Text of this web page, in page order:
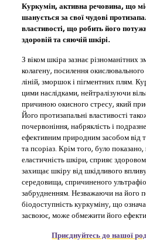
Куркумін, активна речовина, що
шанується за свої чудові
властивості, що робить його
здоровій та сяючій шкірі.
З віком шкіра зазнає різноманітних
колагену, посилення
ліній, зморшок і пігментних плям.
цими наслідками, нейтралізуючи
причиною окисного стресу, який
Його протизапальні властивості
почервоніння, набряклість і
ефективним природним засобом від
та псоріаз. Крім того, було
еластичність шкіри, сприяє
захищає шкіру від шкідливого
середовища, спричиненого
забрудненням. Незважаючи на його
біодоступність куркуміну, що
засвоює, може обмежити його
Приєднуйтесь до нашої